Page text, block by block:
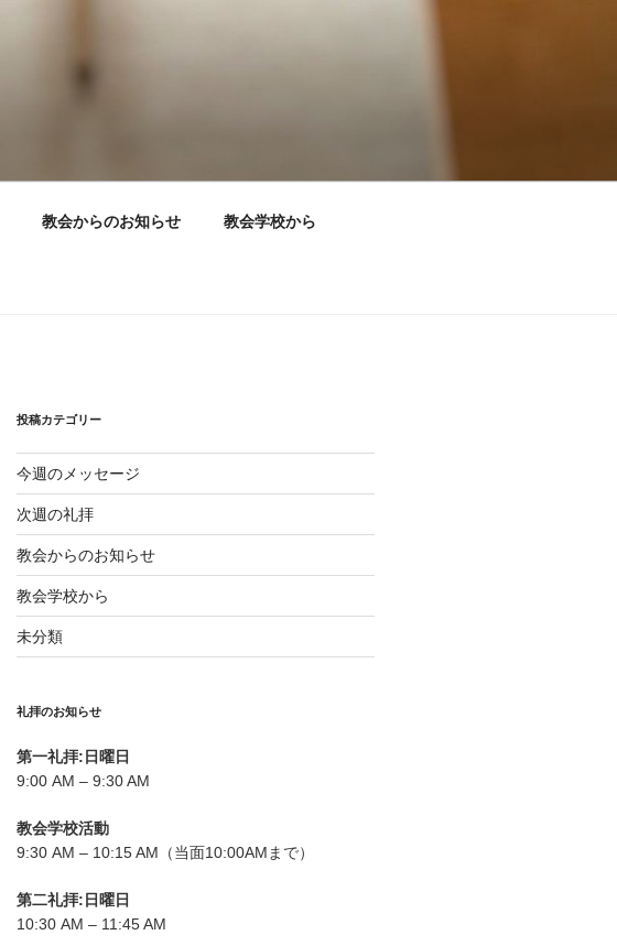
教会からのお知らせ 教会学校から
投稿カテゴリー
今週のメッセージ
次週の礼拝
教会からのお知らせ
教会学校から
未分類
礼拝のお知らせ
第一礼拝:日曜日
9:00 AM – 9:30 AM
教会学校活動
9:30 AM – 10:15 AM（当面10:00AMまで）
第二礼拝:日曜日
10:30 AM – 11:45 AM